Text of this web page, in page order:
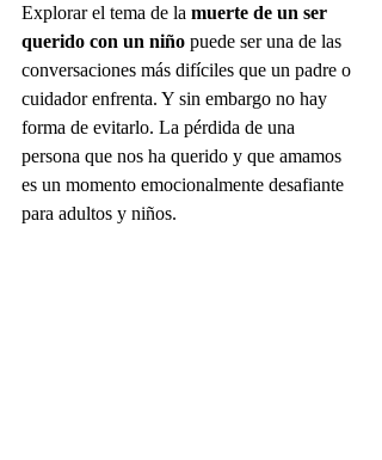
Explorar el tema de la muerte de un ser
querido con un niño puede ser una de las
conversaciones más difíciles que un padre o
cuidador enfrenta. Y sin embargo no hay
forma de evitarlo. La pérdida de una
persona que nos ha querido y que amamos
es un momento emocionalmente desafiante
para adultos y niños.